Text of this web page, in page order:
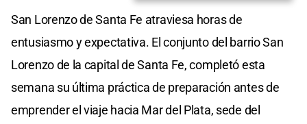
San Lorenzo de Santa Fe atraviesa horas de
entusiasmo y expectativa. El conjunto del barrio San
Lorenzo de la capital de Santa Fe, completó esta
semana su última práctica de preparación antes de
emprender el viaje hacia Mar del Plata, sede del